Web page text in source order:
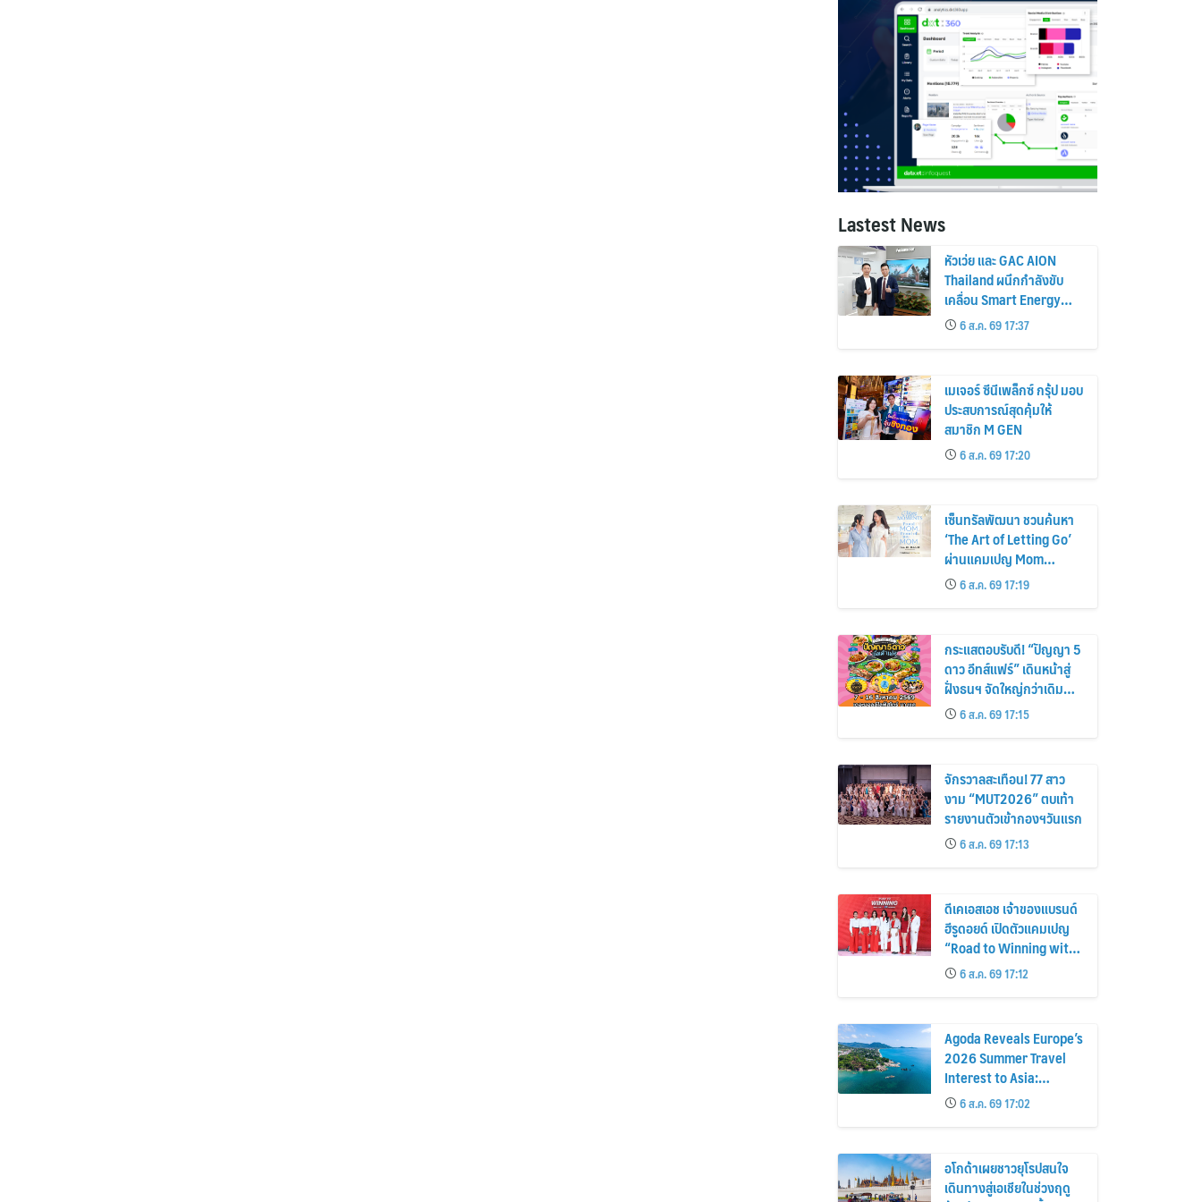
Lastest News
หัวเว่ย และ GAC AION
Thailand ผนึกกำลังขับ
เคลื่อน Smart Energy
Ecosystem เชื่อม GAC
GN8 PHEV รถยนต์ MPV
ระดับพรีเมียม เข้ากับ
พลังงานแสงอาทิตย์ภายใน
บ้าน
6 ส.ค. 69 17:37
เมเจอร์ ซีนีเพล็กซ์ กรุ้ป มอบ
ประสบการณ์สุดคุ้มให้
สมาชิก M GEN
6 ส.ค. 69 17:20
เซ็นทรัลพัฒนา ชวนค้นหา
‘The Art of Letting Go’
ผ่านแคมเปญ Mom
Moments: Proud Mom.
Proud of My Mom.
6 ส.ค. 69 17:19
กระแสตอบรับดี! “ปัญญา 5
ดาว อีทส์แฟร์” เดินหน้าสู่
ฝั่งธนฯ จัดใหญ่กว่าเดิม
ร้านเด็ดเพิ่ม อิ่มฟิน 10 วัน
เต็ม!
6 ส.ค. 69 17:15
จักรวาลสะเทือน! 77 สาว
งาม “MUT2026” ตบเท้า
รายงานตัวเข้ากองฯวันแรก
6 ส.ค. 69 17:13
ดีเคเอสเอช เจ้าของแบรนด์
ฮีรูดอยด์ เปิดตัวแคมเปญ
“Road to Winning with
the MPS Science”
6 ส.ค. 69 17:12
Agoda Reveals Europe’s
2026 Summer Travel
Interest to Asia:
Bangkok, Koh Samui,
and Pattaya Among the
Top Cities
6 ส.ค. 69 17:02
อโกด้าเผยชาวยุโรปสนใจ
เดินทางสู่เอเชียในช่วงฤดู